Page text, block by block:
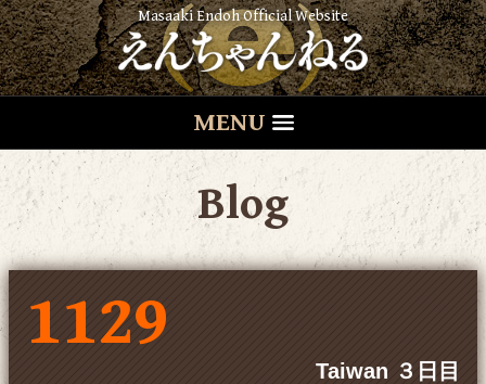
Masaaki Endoh Official Website
MENU
Blog
1129
Taiwan ３日目